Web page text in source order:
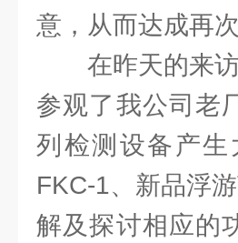
意，从而达成再
在昨天的来
参观了我公司老
列检测设备产
FKC-1、新品浮
解及探讨相应的